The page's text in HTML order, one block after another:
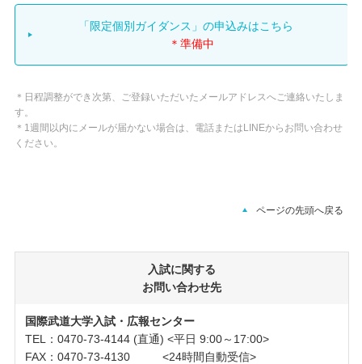
「限定個別ガイダンス」の申込みはこちら
＊準備中
＊日程調整ができ次第、ご登録いただいたメールアドレスへご連絡いたしま
す。
＊1週間以内にメールが届かない場合は、電話またはLINEからお問い合わせ
ください。
ページの先頭へ戻る
入試に関する
お問い合わせ先
国際武道大学入試・広報センター
TEL：0470-73-4144 (直通) <平日 9:00～17:00>
FAX：0470-73-4130 <24時間自動受信>